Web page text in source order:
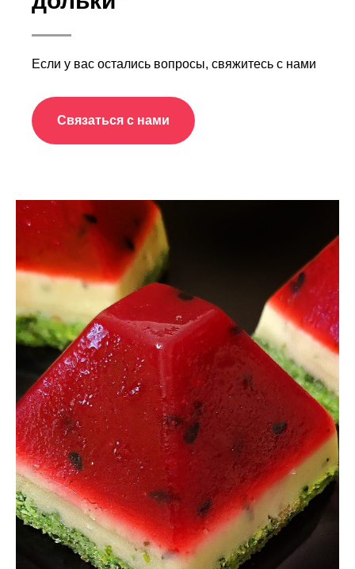
Если у вас остались вопросы, свяжитесь с нами
Связаться с нами